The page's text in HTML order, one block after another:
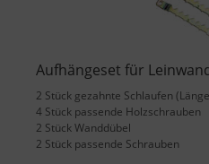
Aufhängeset für
2 Stück gezahnte Schlaufen
4 Stück passende Holzschrauben
2 Stück Wanddübel
2 Stück passende Schrauben